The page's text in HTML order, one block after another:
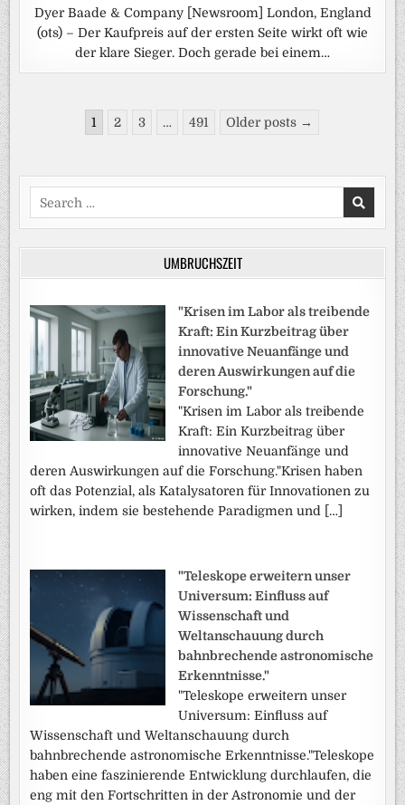
Dyer Baade & Company [Newsroom] London, England
(ots) – Der Kaufpreis auf der ersten Seite wirkt oft wie
der klare Sieger. Doch gerade bei einem…
Seitennummerierung
Beiträge
1 2 3 … 491 Older posts →
Search
for:
UMBRUCHSZEIT
"Krisen im Labor als treibende
Kraft: Ein Kurzbeitrag über
innovative Neuanfänge und
deren Auswirkungen auf die
Forschung."
"Krisen im Labor als treibende
Kraft: Ein Kurzbeitrag über
innovative Neuanfänge und
deren Auswirkungen auf die Forschung."Krisen haben
oft das Potenzial, als Katalysatoren für Innovationen zu
wirken, indem sie bestehende Paradigmen und […]
"Teleskope erweitern unser
Universum: Einfluss auf
Wissenschaft und
Weltanschauung durch
bahnbrechende astronomische
Erkenntnisse."
"Teleskope erweitern unser
Universum: Einfluss auf
Wissenschaft und Weltanschauung durch
bahnbrechende astronomische Erkenntnisse."Teleskope
haben eine faszinierende Entwicklung durchlaufen, die
eng mit den Fortschritten in der Astronomie und der